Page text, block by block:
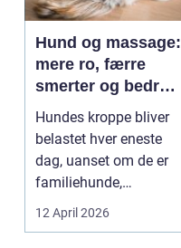
Hund og massage:
mere ro, færre
smerter og bedre
bevægelse
Hundes kroppe bliver
belastet hver eneste
dag, uanset om de er
familiehunde,
jagthunde,
konkurrenceh...
12 April 2026